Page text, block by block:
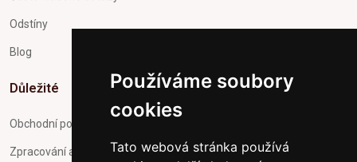
Používáme soubory
cookies
Tato webová stránka používá
Odstíny
Blog
Důležité
Obchodní podmínky
Zpracování a ochrana osobních údajů